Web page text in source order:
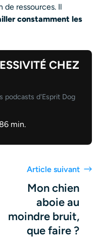
de ressources. Il
constamment les
CHEZ
podcasts d'Esprit Dog
min.
Article suivant
Mon chien
aboie au
moindre bruit,
que faire ?